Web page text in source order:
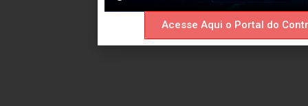
Acesse Aqui o Portal do